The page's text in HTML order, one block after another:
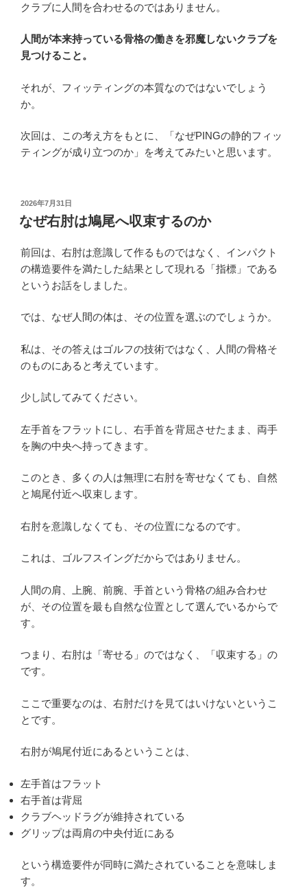
クラブに人間を合わせるのではありません。
人間が本来持っている骨格の働きを邪魔しないクラブを
見つけること。
それが、フィッティングの本質なのではないでしょう
か。
次回は、この考え方をもとに、「なぜPINGの静的フィッ
ティングが成り立つのか」を考えてみたいと思います。
投
稿
日:
2026年7月31日
なぜ右肘は鳩尾へ収束するのか
前回は、右肘は意識して作るものではなく、インパクト
の構造要件を満たした結果として現れる「指標」である
というお話をしました。
では、なぜ人間の体は、その位置を選ぶのでしょうか。
私は、その答えはゴルフの技術ではなく、人間の骨格そ
のものにあると考えています。
少し試してみてください。
左手首をフラットにし、右手首を背屈させたまま、両手
を胸の中央へ持ってきます。
このとき、多くの人は無理に右肘を寄せなくても、自然
と鳩尾付近へ収束します。
右肘を意識しなくても、その位置になるのです。
これは、ゴルフスイングだからではありません。
人間の肩、上腕、前腕、手首という骨格の組み合わせ
が、その位置を最も自然な位置として選んでいるからで
す。
つまり、右肘は「寄せる」のではなく、「収束する」の
です。
ここで重要なのは、右肘だけを見てはいけないというこ
とです。
右肘が鳩尾付近にあるということは、
左手首はフラット
右手首は背屈
クラブヘッドラグが維持されている
グリップは両肩の中央付近にある
という構造要件が同時に満たされていることを意味しま
す。